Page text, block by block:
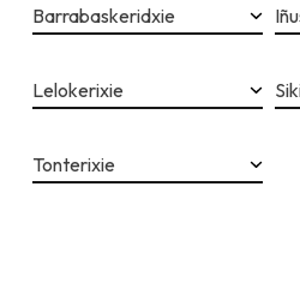
Barrabaskeridxie
Lelokerixie
Tonterixie